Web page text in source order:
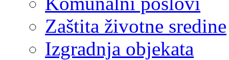
Zaštita životne sredine
Izgradnja objekata